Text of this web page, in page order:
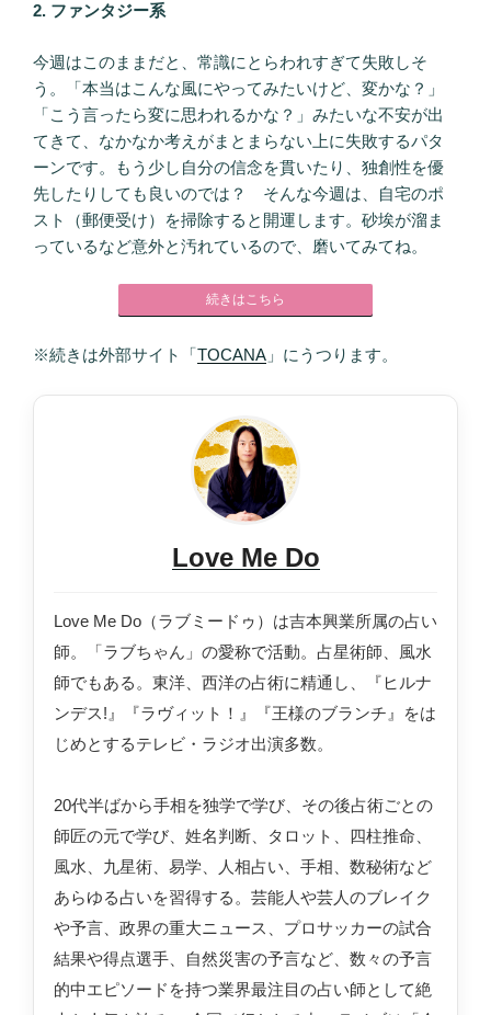
2. ファンタジー系
今週はこのままだと、常識にとらわれすぎて失敗しそ
う。「本当はこんな風にやってみたいけど、変かな？」
「こう言ったら変に思われるかな？」みたいな不安が出
てきて、なかなか考えがまとまらない上に失敗するパタ
ーンです。もう少し自分の信念を貫いたり、独創性を優
先したりしても良いのでは？ そんな今週は、自宅のポ
スト（郵便受け）を掃除すると開運します。砂埃が溜ま
っているなど意外と汚れているので、磨いてみてね。
続きはこちら
※続きは外部サイト「TOCANA 」にうつります。
Love Me Do
Love Me Do（ラブミードゥ）は吉本興業所属の占い
師。「ラブちゃん」の愛称で活動。占星術師、風水
師でもある。東洋、西洋の占術に精通し、『ヒルナ
ンデス!』『ラヴィット！』『王様のブランチ』をは
じめとするテレビ・ラジオ出演多数。
20代半ばから手相を独学で学び、その後占術ごとの
師匠の元で学び、姓名判断、タロット、四柱推命、
風水、九星術、易学、人相占い、手相、数秘術など
あらゆる占いを習得する。芸能人や芸人のブレイク
や予言、政界の重大ニュース、プロサッカーの試合
結果や得点選手、自然災害の予言など、数々の予言
的中エピソードを持つ業界最注目の占い師として絶